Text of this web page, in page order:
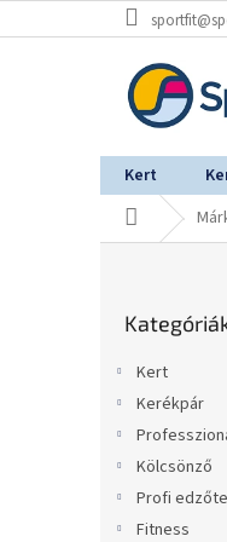
a
Kert
Kezdőlap
átugrása
Kert
Kerékpár
Kölcsönző
Profi
Fitness